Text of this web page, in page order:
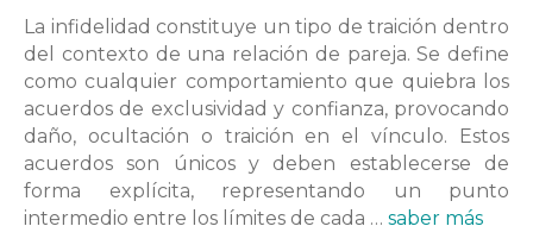
La infidelidad constituye un tipo de traición dentro
del contexto de una relación de pareja. Se define
como cualquier comportamiento que quiebra los
acuerdos de exclusividad y confianza, provocando
daño, ocultación o traición en el vínculo. Estos
acuerdos son únicos y deben establecerse de
forma explícita, representando un punto
intermedio entre los límites de cada … saber más